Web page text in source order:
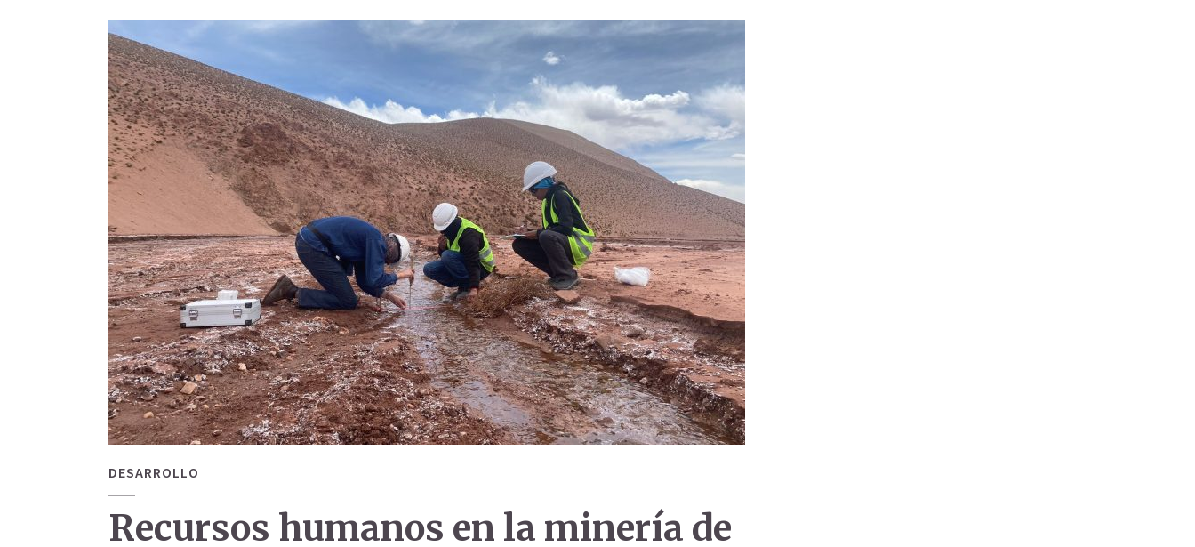
DESARROLLO
Recursos humanos en la minería de